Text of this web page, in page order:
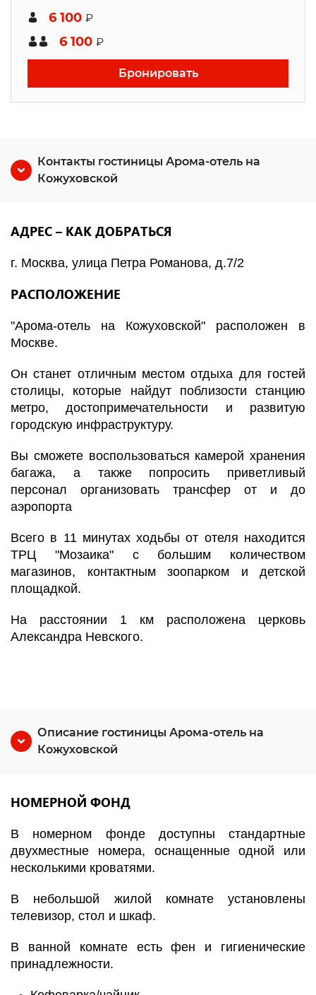
6 100 ₽
6 100 ₽
Бронировать
Контакты гостиницы Арома-отель на
Кожуховской
АДРЕС – КАК ДОБРАТЬСЯ
г. Москва, улица Петра Романова, д.7/2
РАСПОЛОЖЕНИЕ
"Арома-отель на Кожуховской" расположен в
Москве.
Он станет отличным местом отдыха для гостей
столицы, которые найдут поблизости станцию
метро, достопримечательности и развитую
городскую инфраструктуру.
Вы сможете воспользоваться камерой хранения
багажа, а также попросить приветливый
персонал организовать трансфер от и до
аэропорта
Всего в 11 минутах ходьбы от отеля находится
ТРЦ "Мозаика" с большим количеством
магазинов, контактным зоопарком и детской
площадкой.
На расстоянии 1 км расположена церковь
Александра Невского.
Описание гостиницы Арома-отель на
Кожуховской
НОМЕРНОЙ ФОНД
В номерном фонде доступны стандартные
двухместные номера, оснащенные одной или
несколькими кроватями.
В небольшой жилой комнате установлены
телевизор, стол и шкаф.
В ванной комнате есть фен и гигиенические
принадлежности.